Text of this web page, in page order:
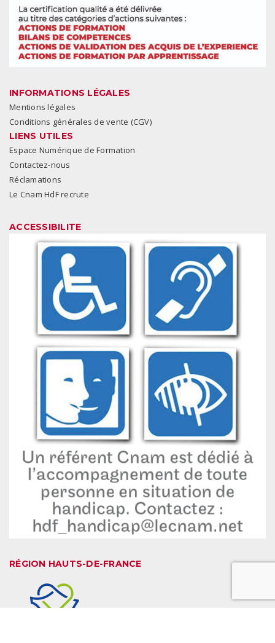
INFORMATIONS LÉGALES
Mentions légales
Conditions générales de vente (CGV)
LIENS UTILES
Espace Numérique de Formation
Contactez-nous
Réclamations
Le Cnam HdF recrute
ACCESSIBILITE
RÉGION HAUTS-DE-FRANCE